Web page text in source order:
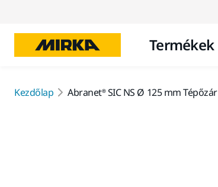
Termékek
Kezdőlap Abranet® SIC NS Ø 125 mm Tépőzár